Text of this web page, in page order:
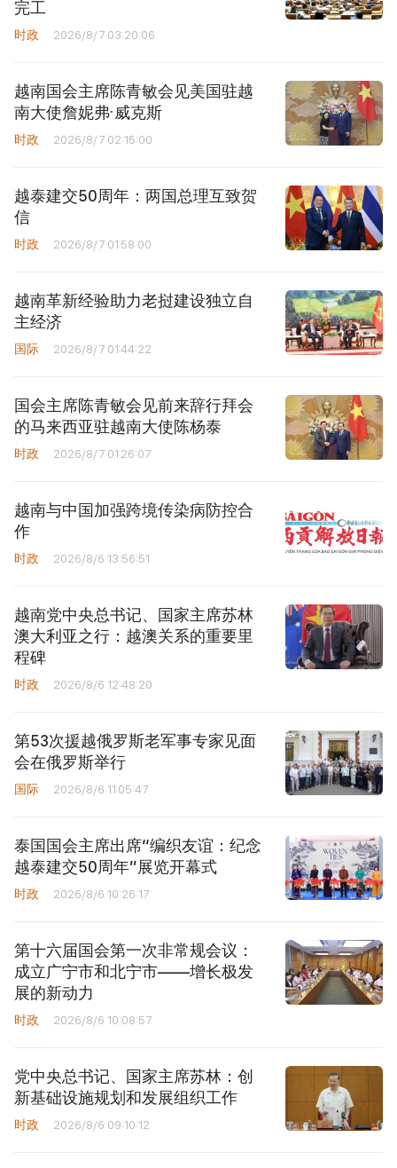
完工
时政 2026/8/7 03:20:06
越南国会主席陈青敏会见美国驻越
南大使詹妮弗·威克斯
时政 2026/8/7 02:15:00
越泰建交50周年：两国总理互致贺
信
时政 2026/8/7 01:58:00
越南革新经验助力老挝建设独立自
主经济
国际 2026/8/7 01:44:22
国会主席陈青敏会见前来辞行拜会
的马来西亚驻越南大使陈杨泰
时政 2026/8/7 01:26:07
越南与中国加强跨境传染病防控合
作
时政 2026/8/6 13:56:51
越南党中央总书记、国家主席苏林
澳大利亚之行：越澳关系的重要里
程碑
时政 2026/8/6 12:48:20
第53次援越俄罗斯老军事专家见面
会在俄罗斯举行
国际 2026/8/6 11:05:47
泰国国会主席出席“编织友谊：纪念
越泰建交50周年”展览开幕式
时政 2026/8/6 10:26:17
第十六届国会第一次非常规会议：
成立广宁市和北宁市——增长极发
展的新动力
时政 2026/8/6 10:08:57
党中央总书记、国家主席苏林：创
新基础设施规划和发展组织工作
时政 2026/8/6 09:10:12